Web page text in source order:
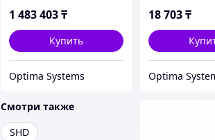
1 483 403₸
Купить
Optima Systems
18 703₸
Optima
Смотри также
SHD